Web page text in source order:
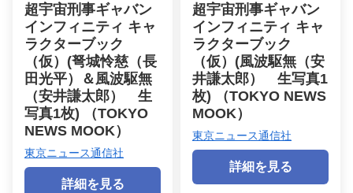
超宇宙刑事ギャバン
インフィニティ キャ
ラクターブック
（仮）(弩城怜慈（長
田光平）＆風波駆無
（安井謙太郎） 生
写真1枚) （TOKYO
NEWS MOOK）
東京ニュース通信社
詳細を見る
超宇宙刑事ギャバン
インフィニティ キャ
ラクターブック
（仮）(風波駆無（安
井謙太郎） 生写真1
枚) （TOKYO NEWS
MOOK）
東京ニュース通信社
詳細を見る